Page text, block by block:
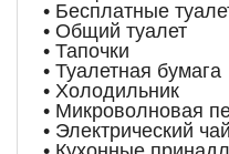
• Бесплатные
• Общий туалет
• Тапочки
• Туалетная бумага
• Холодильник
• Микроволновая
• Электрический